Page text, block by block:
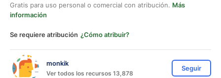
Gratis para uso personal o comercial con atribución. Más
información
Se requiere atribución ¿Cómo atribuir?
monkik
Ver todos los recursos 13,878
Seguir